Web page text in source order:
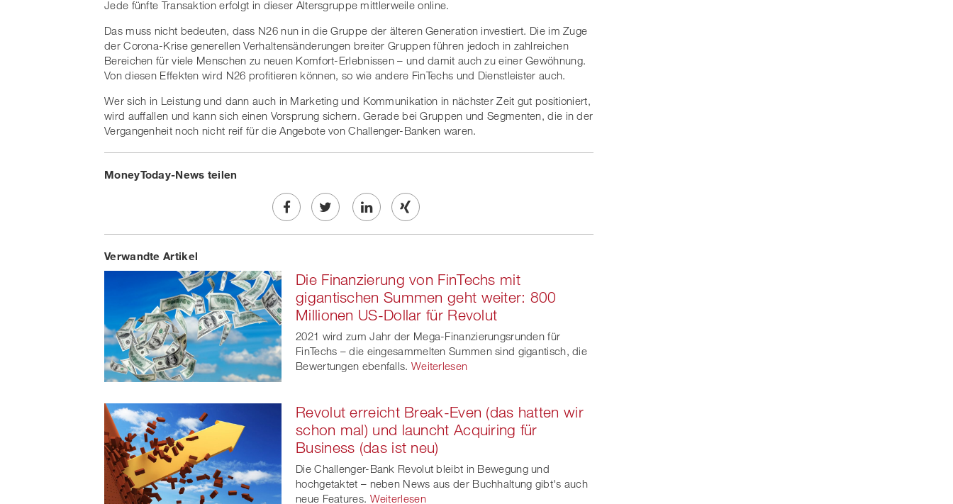
Jede fünfte Transaktion erfolgt in dieser Altersgruppe mittlerweile online.
Das muss nicht bedeuten, dass N26 nun in die Gruppe der älteren Generation investiert. Die im Zuge
der Corona-Krise generellen Verhaltensänderungen breiter Gruppen führen jedoch in zahlreichen
Bereichen für viele Menschen zu neuen Komfort-Erlebnissen – und damit auch zu einer Gewöhnung.
Von diesen Effekten wird N26 profitieren können, so wie andere FinTechs und Dienstleister auch.
Wer sich in Leistung und dann auch in Marketing und Kommunikation in nächster Zeit gut positioniert,
wird auffallen und kann sich einen Vorsprung sichern. Gerade bei Gruppen und Segmenten, die in der
Vergangenheit noch nicht reif für die Angebote von Challenger-Banken waren.
MoneyToday-News teilen
Share
Facebook
Twe
on
twitt
er
Share
linkedin
Share
Xing
Verwandte Artikel
Die Finanzierung von FinTechs mit
gigantischen Summen geht weiter: 800
Millionen US-Dollar für Revolut
2021 wird zum Jahr der Mega-Finanzierungsrunden für
FinTechs – die eingesammelten Summen sind gigantisch, die
Bewertungen ebenfalls. Weiterlesen
Revolut erreicht Break-Even (das hatten wir
schon mal) und launcht Acquiring für
Business (das ist neu)
Die Challenger-Bank Revolut bleibt in Bewegung und
hochgetaktet – neben News aus der Buchhaltung gibt's auch
neue Features. Weiterlesen